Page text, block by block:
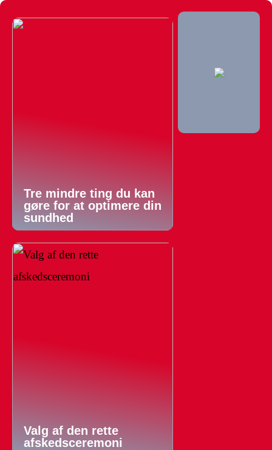
Tre mindre ting du kan
gøre for at optimere din
sundhed
Valg af den rette
afskedsceremoni